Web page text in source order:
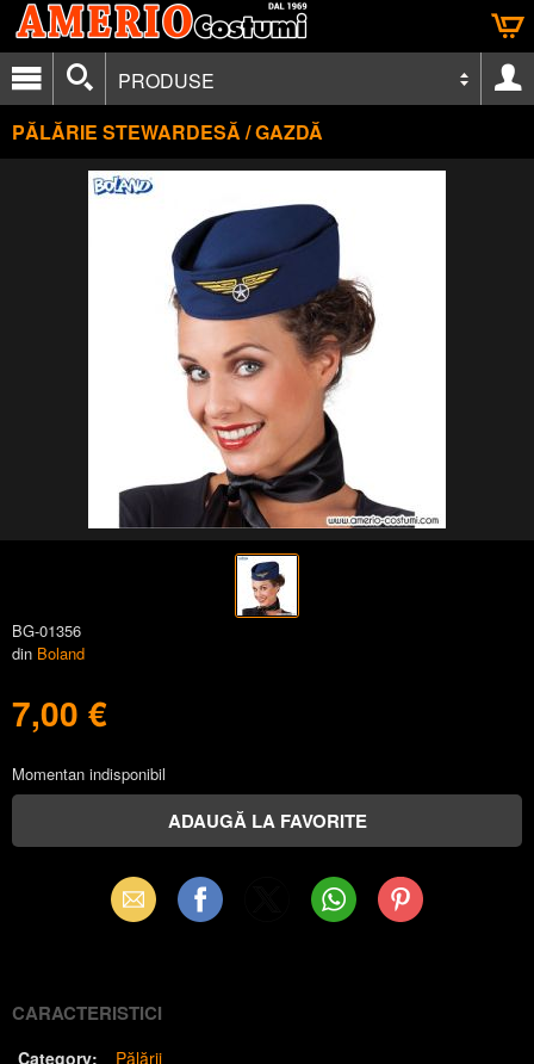
PRODUSE
PĂLĂRIE STEWARDESĂ / GAZDĂ
BG-01356
din Boland
7,00 €
Momentan indisponibil
Email Facebook WhatsAppPinterest
CARACTERISTICI
Category: Pălării